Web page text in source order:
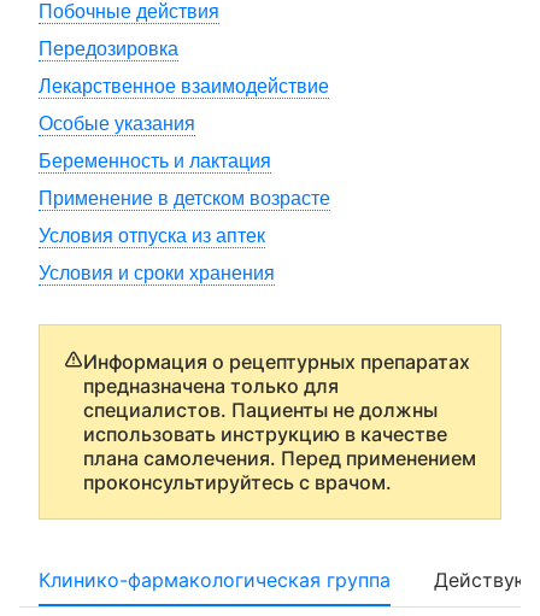
Побочные действия
Передозировка
Лекарственное взаимодействие
Особые указания
Беременность и лактация
Применение в детском возрасте
Условия отпуска из аптек
Условия и сроки хранения
Информация о рецептурных препаратах
предназначена только для
специалистов. Пациенты не должны
использовать инструкцию в качестве
плана самолечения. Перед применением
проконсультируйтесь с врачом.
Клинико-фармакологическая группа